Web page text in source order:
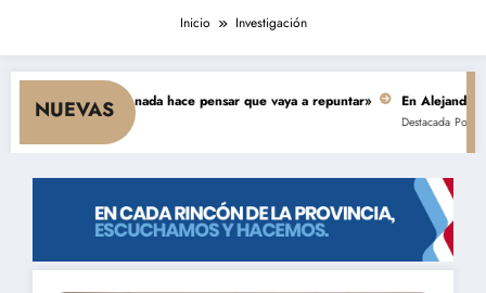
Inicio Investigación
NUEVAS
el consumo y nada hace pensar que vaya a repuntar» En Alejandro, una
Destacada Política